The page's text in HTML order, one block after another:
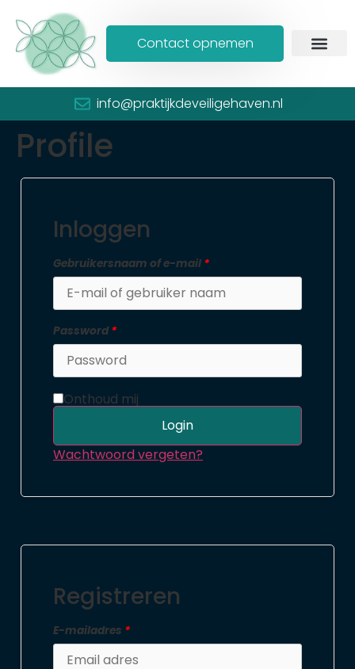
Contact opnemen
info@praktijkdeveiligehaven.nl
Profile
Inloggen
Gebruikersnaam of e-mail *
Password *
Onthoud mij
Login
Wachtwoord vergeten?
Registreren
E-mailadres *